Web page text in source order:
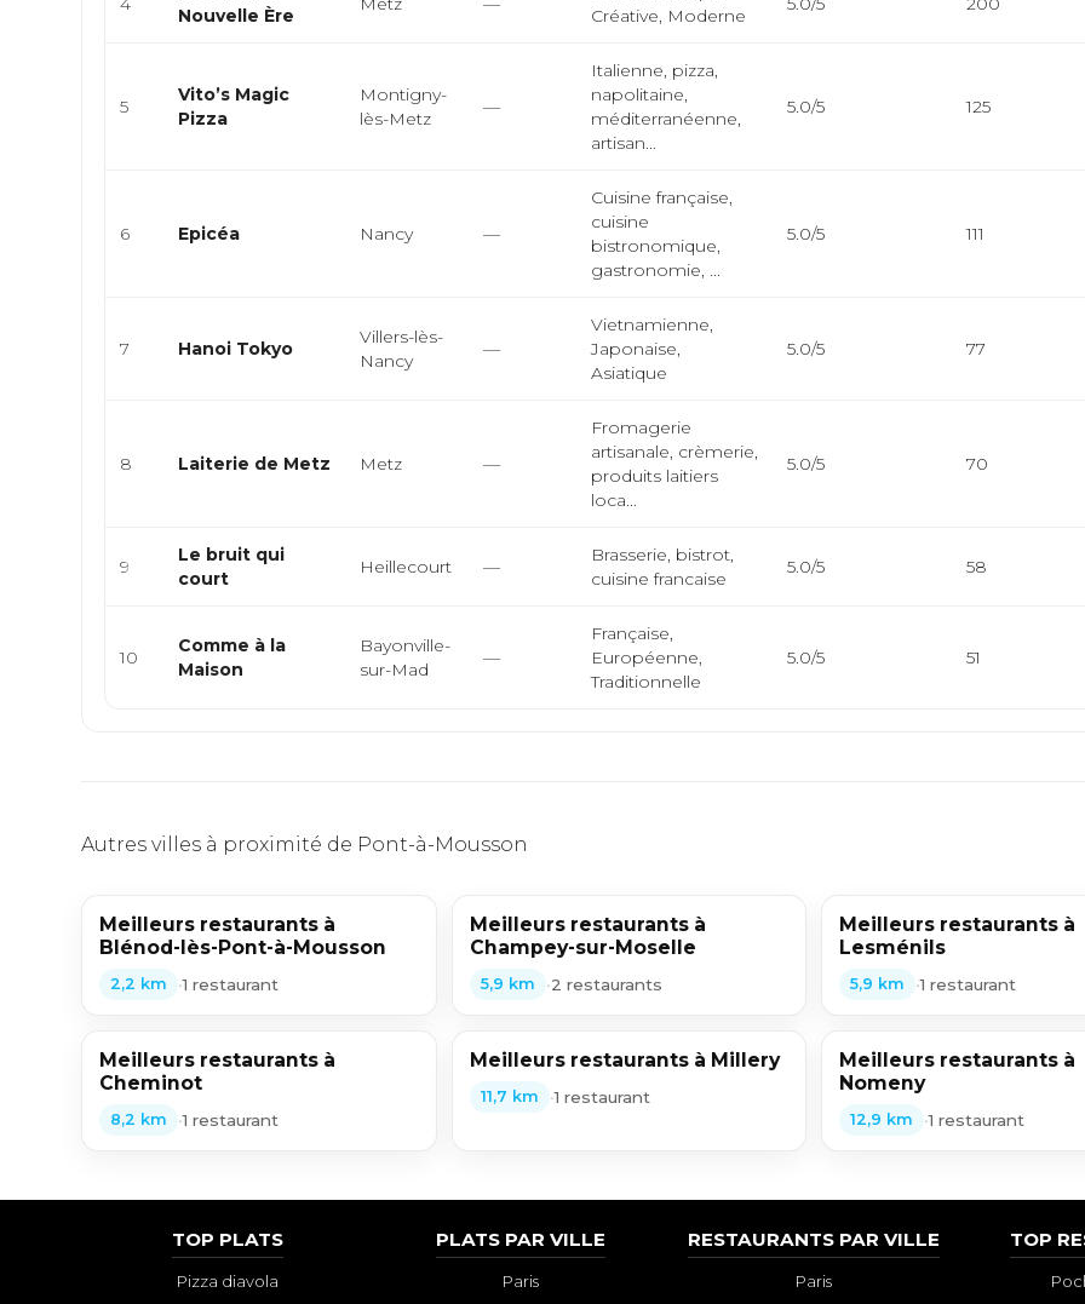
Nouvelle Ère
Créative, Moderne
5
Vito’s Magic
Pizza
Montigny-
lès-Metz
—
Italienne, pizza,
napolitaine,
méditerranéenne,
artisan...
5.0/5 125
6 Epicéa Nancy —
Cuisine française,
cuisine
bistronomique,
gastronomie, ...
5.0/5 111
7 Hanoi Tokyo
Villers-lès-
Nancy
—
Vietnamienne,
Japonaise,
Asiatique
5.0/5 77
8 Laiterie de Metz Metz —
Fromagerie
artisanale, crèmerie,
produits laitiers
loca...
5.0/5 70
9
Le bruit qui
court
Heillecourt —
Brasserie, bistrot,
cuisine francaise
5.0/5 58
10
Comme à la
Maison
Bayonville-
sur-Mad
—
Française,
Européenne,
Traditionnelle
5.0/5 51
Autres villes à proximité de Pont-à-Mousson
Meilleurs restaurants à
Blénod-lès-Pont-à-Mousson
2,2 km •1 restaurant
Meilleurs restaurants à
Champey-sur-Moselle
5,9 km •2 restaurants
Meilleurs restaurants à
Lesménils
5,9 km •1 restaurant
Meilleurs restaurants à
Cheminot
8,2 km •1 restaurant
Meilleurs restaurants à Millery
11,7 km •1 restaurant
Meilleurs restaurants à
Nomeny
12,9 km •1 restaurant
TOP PLATS
Pizza diavola
PLATS PAR VILLE
Paris
RESTAURANTS PAR VILLE
Paris
TOP